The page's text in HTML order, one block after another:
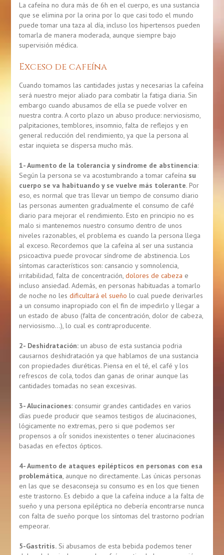
La cafeína no dura más de 6h en el cuerpo, es una sustancia
que se elimina por la orina por lo que casi todo el mundo
puede tomar una taza al día, incluso los hipertensos pueden
tomarla de manera moderada, aunque siempre bajo
supervisión médica.
Exceso de cafeína
Cuando tomamos las cantidades justas y necesarias la cafeína
será nuestro mejor aliado para combatir la fatiga diaria. Sin
embargo cuando abusamos de ella se puede volver en
nuestra contra. A corto plazo un abuso produce: nerviosismo,
palpitaciones, temblores, insomnio, falta de reflejos y en
general reducción del rendimiento, ya que la persona al
estar inquieta se dispersa mucho más.
1- Aumento de la tolerancia y síndrome de abstinencia:
Según la persona se va acostumbrando a tomar cafeína su
cuerpo se va habituando y se vuelve más tolerante. Por
eso, es normal que tras llevar un tiempo de consumo diario
las personas aumenten gradualmente el consumo de café
diario para mejorar el rendimiento. Esto en principio no es
malo si mantenemos nuestro consumo dentro de unos
niveles razonables, el problema es cuando la persona llega
al exceso. Recordemos que la cafeína al ser una sustancia
psicoactiva puede provocar síndrome de abstinencia. Los
síntomas característicos son: cansancio y somnolencia,
irritabilidad, falta de concentración,dolores de cabeza e
incluso ansiedad. Además, en personas habituadas a tomarlo
de noche no lesdificultará el sueño lo cual puede derivarles
a un consumo inapropiado con el fin de impedirlo y llegar a
un estado de abuso (falta de concentración, dolor de cabeza,
nerviosismo…), lo cual es contraproducente.
2- Deshidratación: un abuso de esta sustancia podria
causarnos deshidratación ya que hablamos de una sustancia
con propiedades diuréticas. Piensa en el té, el café y los
refrescos de cola, todos dan ganas de orinar aunque las
cantidades tomadas no sean excesivas.
3- Alucinaciones: consumir grandes cantidades en varios
días puede producir que seamos testigos de alucinaciones,
lógicamente no extremas, pero si que podemos ser
propensos a oÍr sonidos inexistentes o tener alucinaciones
basadas en efectos ópticos.
4- Aumento de ataques epilépticos en personas con esa
problemática, aunque no directamente. Las únicas personas
en las que se desaconseja su consumo es en los que tienen
este trastorno. Es debido a que la cafeína induce a la falta de
sueño y una persona epiléptica no debería encontrarse nunca
con falta de sueño porque los síntomas del trastorno podrían
empeorar.
5-Gastritis. Si abusamos de esta bebida podemos tener